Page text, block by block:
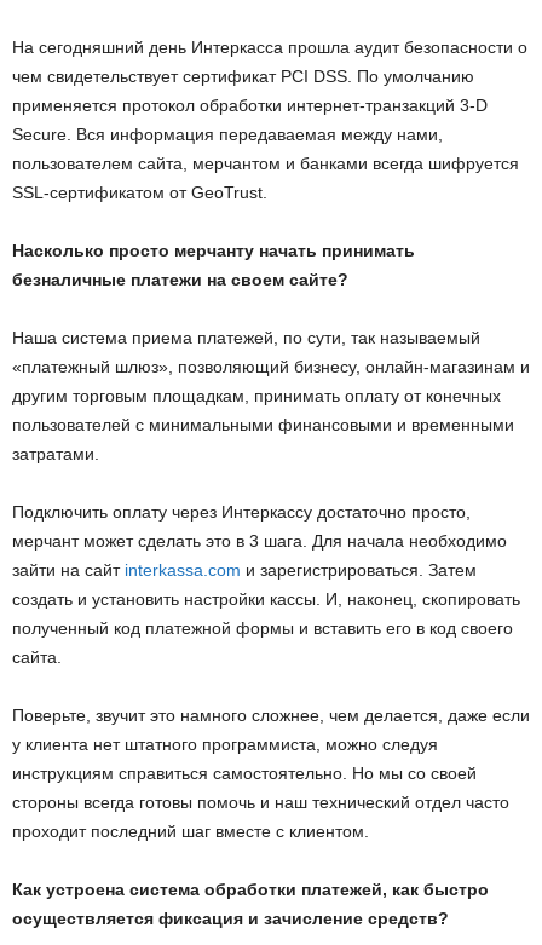
На сегодняшний день Интеркасса прошла аудит безопасности о
чем свидетельствует сертификат PCI DSS. По умолчанию
применяется протокол обработки интернет-транзакций 3-D
Secure. Вся информация передаваемая между нами,
пользователем сайта, мерчантом и банками всегда шифруется
SSL-сертификатом от GeoTrust.
Насколько просто мерчанту начать принимать
безналичные платежи на своем сайте?
Наша система приема платежей, по сути, так называемый
«платежный шлюз», позволяющий бизнесу, онлайн-магазинам и
другим торговым площадкам, принимать оплату от конечных
пользователей с минимальными финансовыми и временными
затратами.
Подключить оплату через Интеркассу достаточно просто,
мерчант может сделать это в 3 шага. Для начала необходимо
зайти на сайт interkassa.com и зарегистрироваться. Затем
создать и установить настройки кассы. И, наконец, скопировать
полученный код платежной формы и вставить его в код своего
сайта.
Поверьте, звучит это намного сложнее, чем делается, даже если
у клиента нет штатного программиста, можно следуя
инструкциям справиться самостоятельно. Но мы со своей
стороны всегда готовы помочь и наш технический отдел часто
проходит последний шаг вместе с клиентом.
Как устроена система обработки платежей, как быстро
осуществляется фиксация и зачисление средств?